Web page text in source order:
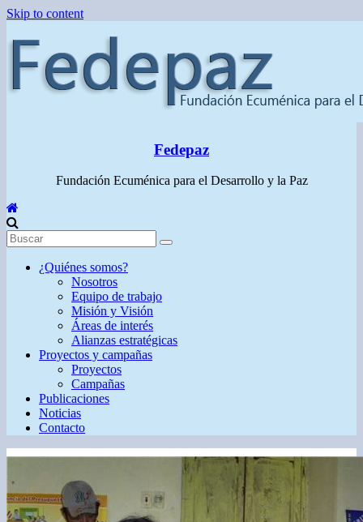
Skip to content
Fedepaz
Fundación Ecuménica para el Desarrollo y la Paz
¿Quiénes somos?
Nosotros
Equipo de trabajo
Misión y Visión
Áreas de interés
Alianzas estratégicas
Proyectos y campañas
Proyectos
Campañas
Publicaciones
Noticias
Contacto